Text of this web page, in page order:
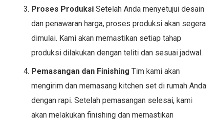
Proses Produksi Setelah Anda menyetujui desain
dan penawaran harga, proses produksi akan segera
dimulai. Kami akan memastikan setiap tahap
produksi dilakukan dengan teliti dan sesuai jadwal.
Pemasangan dan Finishing Tim kami akan
mengirim dan memasang kitchen set di rumah Anda
dengan rapi. Setelah pemasangan selesai, kami
akan melakukan finishing dan memastikan